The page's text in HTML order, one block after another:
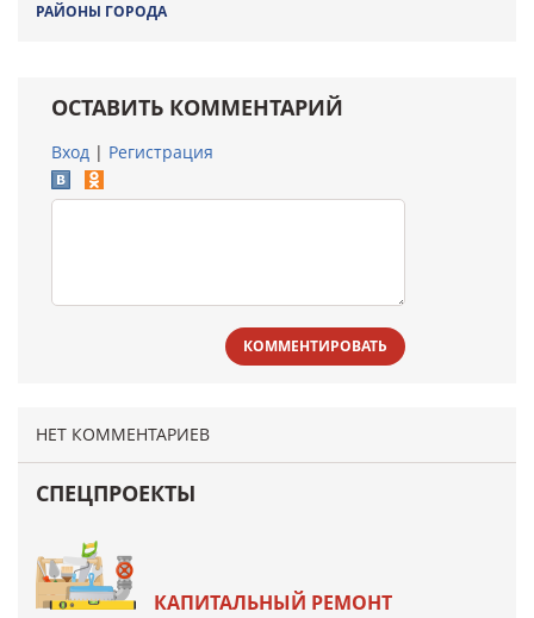
РАЙОНЫ ГОРОДА
ОСТАВИТЬ КОММЕНТАРИЙ
Вход | Регистрация
КОММЕНТИРОВАТЬ
НЕТ КОММЕНТАРИЕВ
СПЕЦПРОЕКТЫ
КАПИТАЛЬНЫЙ РЕМОНТ